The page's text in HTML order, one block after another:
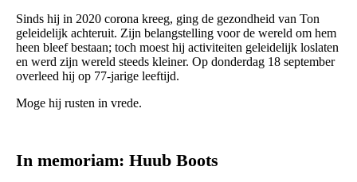
Sinds hij in 2020 corona kreeg, ging de gezondheid van Ton
geleidelijk achteruit. Zijn belangstelling voor de wereld om hem
heen bleef bestaan; toch moest hij activiteiten geleidelijk loslaten
en werd zijn wereld steeds kleiner. Op donderdag 18 september
overleed hij op 77-jarige leeftijd.
Moge hij rusten in vrede.
In memoriam: Huub Boots